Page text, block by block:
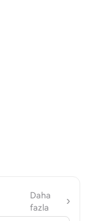
Daha
fazla